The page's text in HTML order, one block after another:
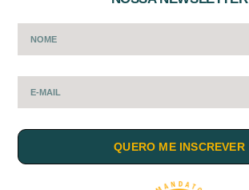
QUERO ME INSCREVER